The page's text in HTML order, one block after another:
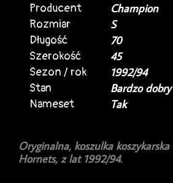
Producent
Champion
Rozmiar
S
Długość
70
Szerokość
45
Sezon / rok
1992/94
Stan
Bardzo dobry
Nameset
Tak
Oryginalna, koszulka koszykarska
Hornets, z lat 1992/94.